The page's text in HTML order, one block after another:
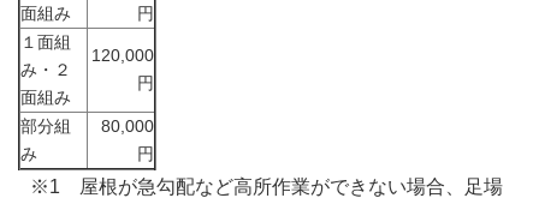
面組み
円
１面組
み・２
面組み
120,000
円
部分組
み
80,000
円
※1 屋根が急勾配など高所作業ができない場合、足場